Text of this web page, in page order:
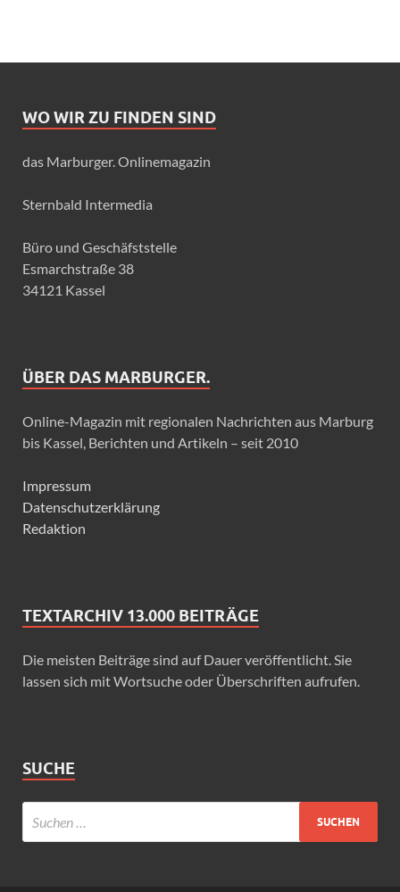
WO WIR ZU FINDEN SIND
das Marburger. Onlinemagazin
Sternbald Intermedia
Büro und Geschäfststelle
Esmarchstraße 38
34121 Kassel
ÜBER DAS MARBURGER.
Online-Magazin mit regionalen Nachrichten aus Marburg
bis Kassel, Berichten und Artikeln – seit 2010
Impressum
Datenschutzerklärung
Redaktion
TEXTARCHIV 13.000 BEITRÄGE
Die meisten Beiträge sind auf Dauer veröffentlicht. Sie
lassen sich mit Wortsuche oder Überschriften aufrufen.
SUCHE